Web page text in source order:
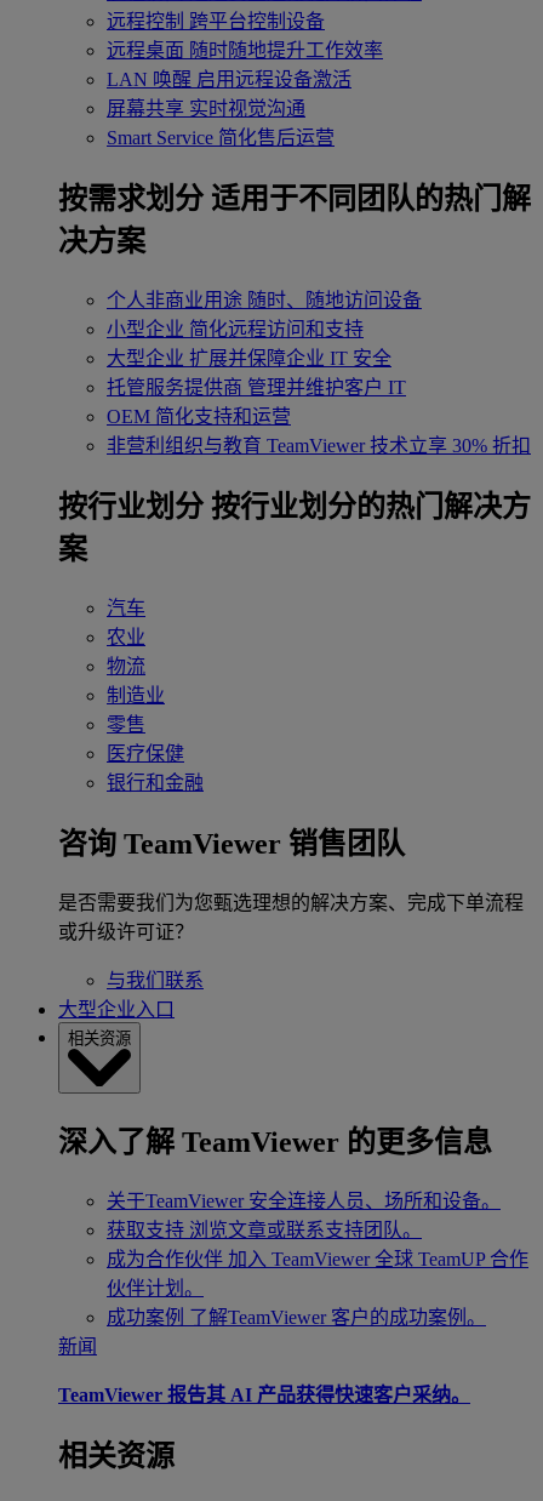
远程控制 跨平台控制设备
远程桌面 随时随地提升工作效率
LAN 唤醒 启用远程设备激活
屏幕共享 实时视觉沟通
Smart Service 简化售后运营
按需求划分 适用于不同团队的热门解
决方案
个人非商业用途 随时、随地访问设备
小型企业 简化远程访问和支持
大型企业 扩展并保障企业 IT 安全
托管服务提供商 管理并维护客户 IT
OEM 简化支持和运营
非营利组织与教育 TeamViewer 技术立享 30% 折扣
‌按行业划分 按行业划分的热门解决方
案
汽车
农业
物流
制造业
零售
医疗保健
银行和金融
咨询 TeamViewer 销售团队
是否需要我们为您甄选理想的解决方案、完成下单流程
或升级许可证？
与我们联系
大型企业入口
相关资源
深入了解 TeamViewer 的更多信息
关于TeamViewer 安全连接人员、场所和设备。
获取支持 浏览文章或联系支持团队。
成为合作伙伴 加入 TeamViewer 全球 TeamUP 合作
伙伴计划。
成功案例 了解TeamViewer 客户的成功案例。
新闻
TeamViewer 报告其 AI 产品获得快速客户采纳。
相关资源